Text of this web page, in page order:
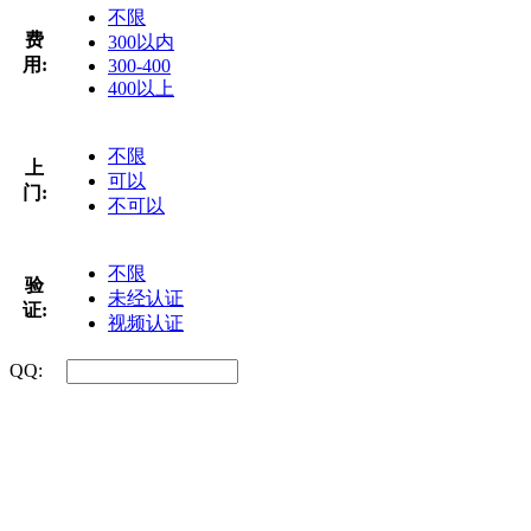
费
用:
不限
300以内
300-400
400以上
上
门:
不限
可以
不可以
验
证:
不限
未经认证
视频认证
QQ: